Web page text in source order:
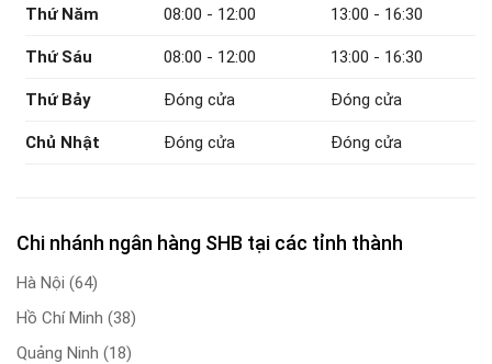
Thứ Năm 08:00 - 12:00 13:00 - 16:30
Thứ Sáu 08:00 - 12:00 13:00 - 16:30
Thứ Bảy Đóng cửa Đóng cửa
Chủ Nhật Đóng cửa Đóng cửa
Chi nhánh ngân hàng SHB tại các tỉnh thành
Hà Nội (64)
Hồ Chí Minh (38)
Quảng Ninh (18)